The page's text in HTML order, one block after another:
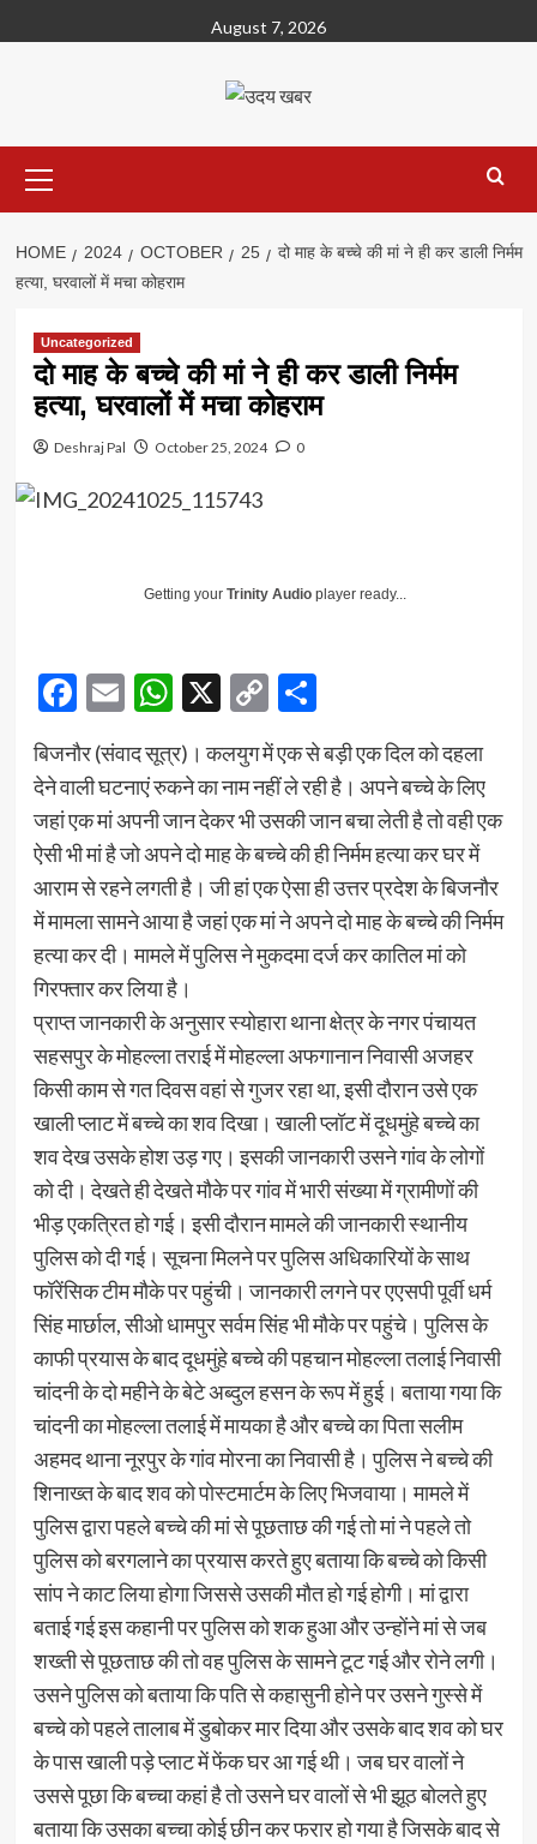
to
August 7, 2026
Menu
HOME 2024 OCTOBER 25
दो माह के बच्चे की मां ने ही कर डाली निर्मम
हत्या, घरवालों में मचा कोहराम
Uncategorized
दो माह के बच्चे की मां ने ही कर डाली निर्मम
हत्या, घरवालों में मचा कोहराम
Deshraj Pal October 25, 2024 0
Getting your Trinity Audioplayer ready...
Facebook
EmailWhatsApp
X Copy
Link
Share
बिजनौर (संवाद सूत्र)। कलयुग में एक से बड़ी एक दिल को दहला
देने वाली घटनाएं रुकने का नाम नहीं ले रही है। अपने बच्चे के लिए
जहां एक मां अपनी जान देकर भी उसकी जान बचा लेती है तो वही एक
ऐसी भी मां है जो अपने दो माह के बच्चे की ही निर्मम हत्या कर घर में
आराम से रहने लगती है। जी हां एक ऐसा ही उत्तर प्रदेश के बिजनौर
में मामला सामने आया है जहां एक मां ने अपने दो माह के बच्चे की निर्मम
हत्या कर दी। मामले में पुलिस ने मुकदमा दर्ज कर कातिल मां को
गिरफ्तार कर लिया है।
प्राप्त जानकारी के अनुसार स्योहारा थाना क्षेत्र के नगर पंचायत
सहसपुर के मोहल्ला तराई में मोहल्ला अफगानान निवासी अजहर
किसी काम से गत दिवस वहां से गुजर रहा था, इसी दौरान उसे एक
खाली प्लाट में बच्चे का शव दिखा। खाली प्लॉट में दूधमुंहे बच्चे का
शव देख उसके होश उड़ गए। इसकी जानकारी उसने गांव के लोगों
को दी। देखते ही देखते मौके पर गांव में भारी संख्या में ग्रामीणों की
भीड़ एकत्रित हो गई। इसी दौरान मामले की जानकारी स्थानीय
पुलिस को दी गई। सूचना मिलने पर पुलिस अधिकारियों के साथ
फॉरेंसिक टीम मौके पर पहुंची। जानकारी लगने पर एएसपी पूर्वी धर्म
सिंह मार्छाल, सीओ धामपुर सर्वम सिंह भी मौके पर पहुंचे। पुलिस के
काफी प्रयास के बाद दूधमुंहे बच्चे की पहचान मोहल्ला तलाई निवासी
चांदनी के दो महीने के बेटे अब्दुल हसन के रूप में हुई। बताया गया कि
चांदनी का मोहल्ला तलाई में मायका है और बच्चे का पिता सलीम
अहमद थाना नूरपुर के गांव मोरना का निवासी है। पुलिस ने बच्चे की
शिनाख्त के बाद शव को पोस्टमार्टम के लिए भिजवाया। मामले में
पुलिस द्वारा पहले बच्चे की मां से पूछताछ की गई तो मां ने पहले तो
पुलिस को बरगलाने का प्रयास करते हुए बताया कि बच्चे को किसी
सांप ने काट लिया होगा जिससे उसकी मौत हो गई होगी। मां द्वारा
बताई गई इस कहानी पर पुलिस को शक हुआ और उन्होंने मां से जब
शख्ती से पूछताछ की तो वह पुलिस के सामने टूट गई और रोने लगी।
उसने पुलिस को बताया कि पति से कहासुनी होने पर उसने गुस्से में
बच्चे को पहले तालाब में डुबोकर मार दिया और उसके बाद शव को घर
के पास खाली पड़े प्लाट में फेंक घर आ गई थी। जब घर वालों ने
उससे पूछा कि बच्चा कहां है तो उसने घर वालों से भी झूठ बोलते हुए
बताया कि उसका बच्चा कोई छीन कर फरार हो गया है जिसके बाद से